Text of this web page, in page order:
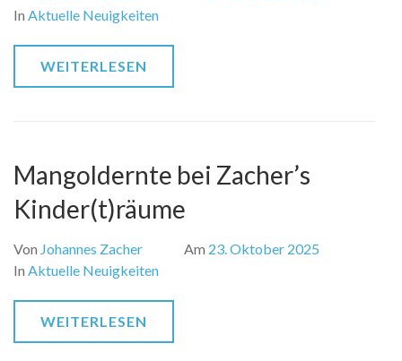
In Aktuelle Neuigkeiten
WEITERLESEN
Mangoldernte bei Zacher’s
Kinder(t)räume
Von Johannes Zacher Am 23. Oktober 2025
In Aktuelle Neuigkeiten
WEITERLESEN